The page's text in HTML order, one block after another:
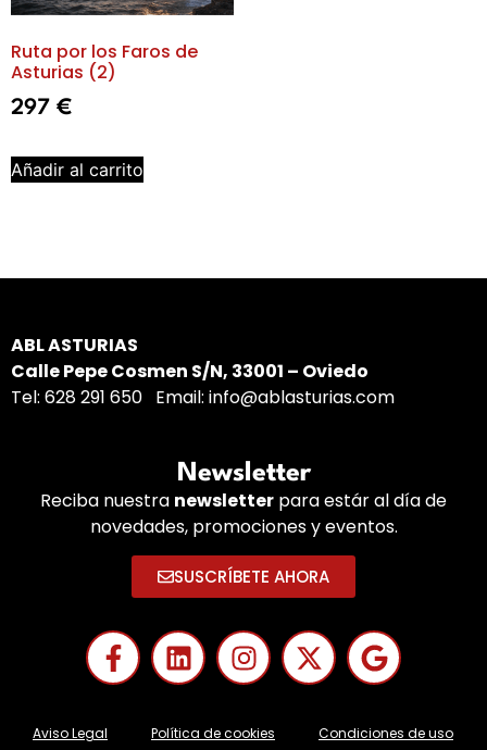
Ruta por los Faros de
Asturias (2)
297 €
Añadir al carrito
ABL ASTURIAS
Calle Pepe Cosmen S/N, 33001 – Oviedo
Tel: 628 291 650 Email: info@ablasturias.com
Newsletter
Reciba nuestra newsletter para estár al día de
novedades, promociones y eventos.
SUSCRÍBETE AHORA
Aviso Legal Política de cookies Condiciones de uso